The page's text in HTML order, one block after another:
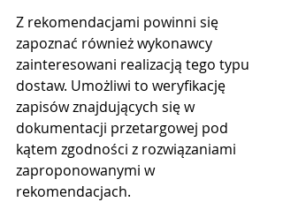
Z rekomendacjami powinni się
zapoznać również wykonawcy
zainteresowani realizacją tego typu
dostaw. Umożliwi to weryfikację
zapisów znajdujących się w
dokumentacji przetargowej pod
kątem zgodności z rozwiązaniami
zaproponowanymi w
rekomendacjach.